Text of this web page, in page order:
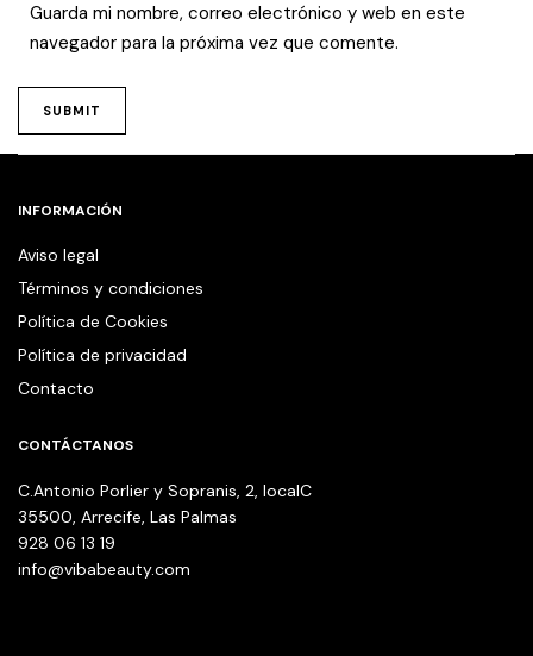
Guarda mi nombre, correo electrónico y web en este
navegador para la próxima vez que comente.
INFORMACIÓN
Aviso legal
Términos y condiciones
Política de Cookies
Política de privacidad
Contacto
CONTÁCTANOS
C.Antonio Porlier y Sopranis, 2, localC
35500, Arrecife, Las Palmas
928 06 13 19
info@vibabeauty.com